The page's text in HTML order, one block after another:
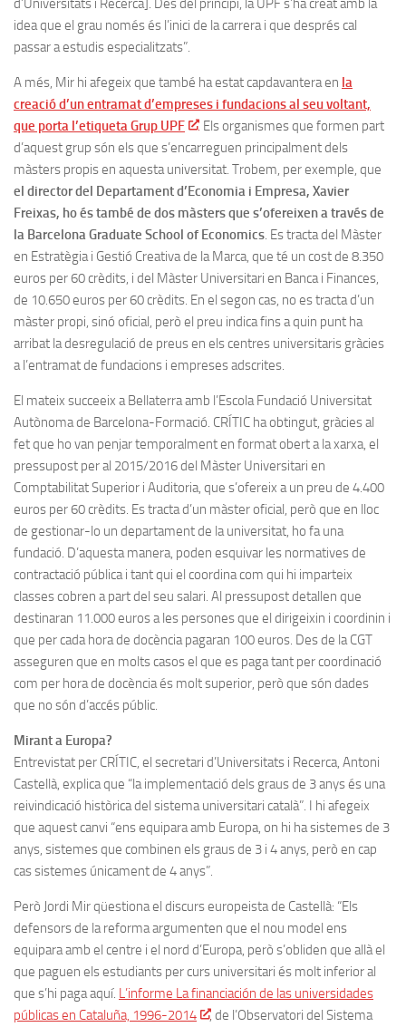
idea que el grau només és l’inici de la carrera i que després cal
passar a estudis especialitzats”.
A més, Mir hi afegeix que també ha estat capdavantera en la
creació d’un entramat d’empreses i fundacions al seu voltant,
que porta l’etiqueta Grup UPF
. Els organismes que formen part
d’aquest grup són els que s’encarreguen principalment dels
màsters propis en aquesta universitat. Trobem, per exemple, que
el director del Departament d’Economia i Empresa, Xavier
Freixas, ho és també de dos màsters que s’ofereixen a través de
la Barcelona Graduate School of Economics . Es tracta del Màster
en Estratègia i Gestió Creativa de la Marca, que té un cost de 8.350
euros per 60 crèdits, i del Màster Universitari en Banca i Finances,
de 10.650 euros per 60 crèdits. En el segon cas, no es tracta d’un
màster propi, sinó oficial, però el preu indica fins a quin punt ha
arribat la desregulació de preus en els centres universitaris gràcies
a l’entramat de fundacions i empreses adscrites.
El mateix succeeix a Bellaterra amb l’Escola Fundació Universitat
Autònoma de Barcelona-Formació. CRÍTIC ha obtingut, gràcies al
fet que ho van penjar temporalment en format obert a la xarxa, el
pressupost per al 2015/2016 del Màster Universitari en
Comptabilitat Superior i Auditoria, que s’ofereix a un preu de 4.400
euros per 60 crèdits. Es tracta d’un màster oficial, però que en lloc
de gestionar-lo un departament de la universitat, ho fa una
fundació. D’aquesta manera, poden esquivar les normatives de
contractació pública i tant qui el coordina com qui hi imparteix
classes cobren a part del seu salari. Al pressupost detallen que
destinaran 11.000 euros a les persones que el dirigeixin i coordinin i
que per cada hora de docència pagaran 100 euros. Des de la CGT
asseguren que en molts casos el que es paga tant per coordinació
com per hora de docència és molt superior, però que són dades
que no són d’accés públic.
Mirant a Europa?
Entrevistat per CRÍTIC, el secretari d’Universitats i Recerca, Antoni
Castellà, explica que “la implementació dels graus de 3 anys és una
reivindicació històrica del sistema universitari català”. I hi afegeix
que aquest canvi “ens equipara amb Europa, on hi ha sistemes de 3
anys, sistemes que combinen els graus de 3 i 4 anys, però en cap
cas sistemes únicament de 4 anys”.
Però Jordi Mir qüestiona el discurs europeista de Castellà: “Els
defensors de la reforma argumenten que el nou model ens
equipara amb el centre i el nord d’Europa, però s’obliden que allà el
que paguen els estudiants per curs universitari és molt inferior al
que s’hi paga aquí. L’informe La financiación de las universidades
públicas en Cataluña, 1996-2014
, de l’Observatori del Sistema